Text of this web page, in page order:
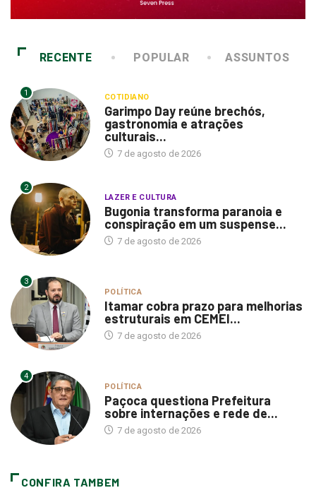
RECENTE POPULAR ASSUNTOS
1 COTIDIANO
Garimpo Day reúne brechós,
gastronomia e atrações
culturais...
7 de agosto de 2026
2
LAZER E CULTURA
Bugonia transforma paranoia e
conspiração em um suspense...
7 de agosto de 2026
3
POLÍTICA
Itamar cobra prazo para melhorias
estruturais em CEMEI...
7 de agosto de 2026
4
POLÍTICA
Paçoca questiona Prefeitura
sobre internações e rede de...
7 de agosto de 2026
CONFIRA TAMBEM